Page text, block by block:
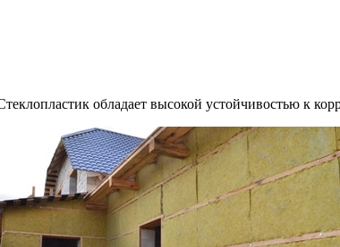
обладает высокой устойчивостью к